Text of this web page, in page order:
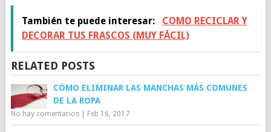
También te puede interesar:
COMO RECICLAR Y
DECORAR TUS FRASCOS (MUY FÁCIL)
RELATED POSTS
CÓMO ELIMINAR LAS MANCHAS MÁS COMUNES
DE LA ROPA
No hay comentarios| Feb 16, 2017